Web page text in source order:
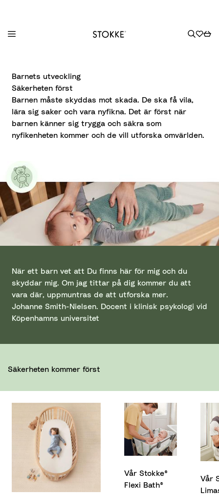
t
Barnets utveckling
Säkerheten först
Barnen måste skyddas mot skada. De ska få vila,
lära sig saker och vara nyfikna. Det är först när
barnen känner sig trygga och säkra som
nyfikenheten kommer och de vill utforska omvärlden.
När ett barn vet att Du finns här för mig och du
skyddar mig. Om jag tittar på dig kommer du att
vara där, uppmuntras de att utforska mer.
Johanne Smith-Nielsen. Docent i klinisk psykologi vid
Köpenhamns universitet
Säkerheten kommer först
Vår Stokke®
Flexi Bath®
Vår